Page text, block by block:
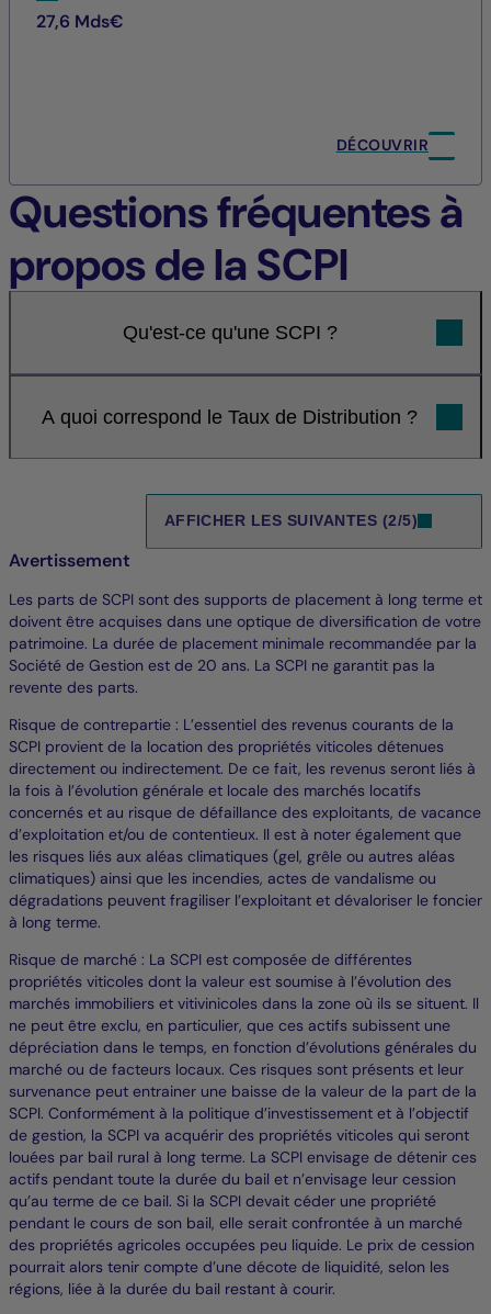
27,6 Mds€
DÉCOUVRIR
Questions fréquentes à
propos de la SCPI
Qu'est-ce qu'une SCPI ?
A quoi correspond le Taux de Distribution ?
AFFICHER LES SUIVANTES (2/5)
Avertissement
Les parts de SCPI sont des supports de placement à long terme et
doivent être acquises dans une optique de diversification de votre
patrimoine. La durée de placement minimale recommandée par la
Société de Gestion est de 20 ans. La SCPI ne garantit pas la
revente des parts.
Risque de contrepartie : L’essentiel des revenus courants de la
SCPI provient de la location des propriétés viticoles détenues
directement ou indirectement. De ce fait, les revenus seront liés à
la fois à l’évolution générale et locale des marchés locatifs
concernés et au risque de défaillance des exploitants, de vacance
d’exploitation et/ou de contentieux. Il est à noter également que
les risques liés aux aléas climatiques (gel, grêle ou autres aléas
climatiques) ainsi que les incendies, actes de vandalisme ou
dégradations peuvent fragiliser l’exploitant et dévaloriser le foncier
à long terme.
Risque de marché : La SCPI est composée de différentes
propriétés viticoles dont la valeur est soumise à l’évolution des
marchés immobiliers et vitivinicoles dans la zone où ils se situent. Il
ne peut être exclu, en particulier, que ces actifs subissent une
dépréciation dans le temps, en fonction d’évolutions générales du
marché ou de facteurs locaux. Ces risques sont présents et leur
survenance peut entrainer une baisse de la valeur de la part de la
SCPI. Conformément à la politique d’investissement et à l’objectif
de gestion, la SCPI va acquérir des propriétés viticoles qui seront
louées par bail rural à long terme. La SCPI envisage de détenir ces
actifs pendant toute la durée du bail et n’envisage leur cession
qu’au terme de ce bail. Si la SCPI devait céder une propriété
pendant le cours de son bail, elle serait confrontée à un marché
des propriétés agricoles occupées peu liquide. Le prix de cession
pourrait alors tenir compte d’une décote de liquidité, selon les
régions, liée à la durée du bail restant à courir.